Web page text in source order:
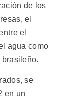
de los
el
el
agua como
brasileño.
se
en un